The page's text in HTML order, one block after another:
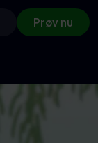
Prøv nu